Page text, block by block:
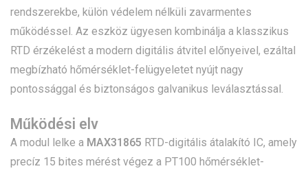
rendszerekbe, külön védelem nélküli zavarmentes
működéssel. Az eszköz ügyesen kombinálja a klasszikus
RTD érzékelést a modern digitális átvitel előnyeivel, ezáltal
megbízható hőmérséklet-felügyeletet nyújt nagy
pontossággal és biztonságos galvanikus leválasztással.
Működési elv
A modul lelke a MAX31865 RTD-digitális átalakító IC, amely
precíz 15 bites mérést végez a PT100 hőmérséklet-